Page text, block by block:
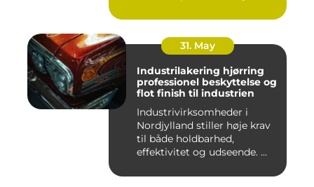
31. May
Industrilakering hjørring
professionel beskyttelse og
flot finish til industrien
Industrivirksomheder i
Nordjylland stiller høje krav
til både holdbarhed,
effektivitet og udseende. ...